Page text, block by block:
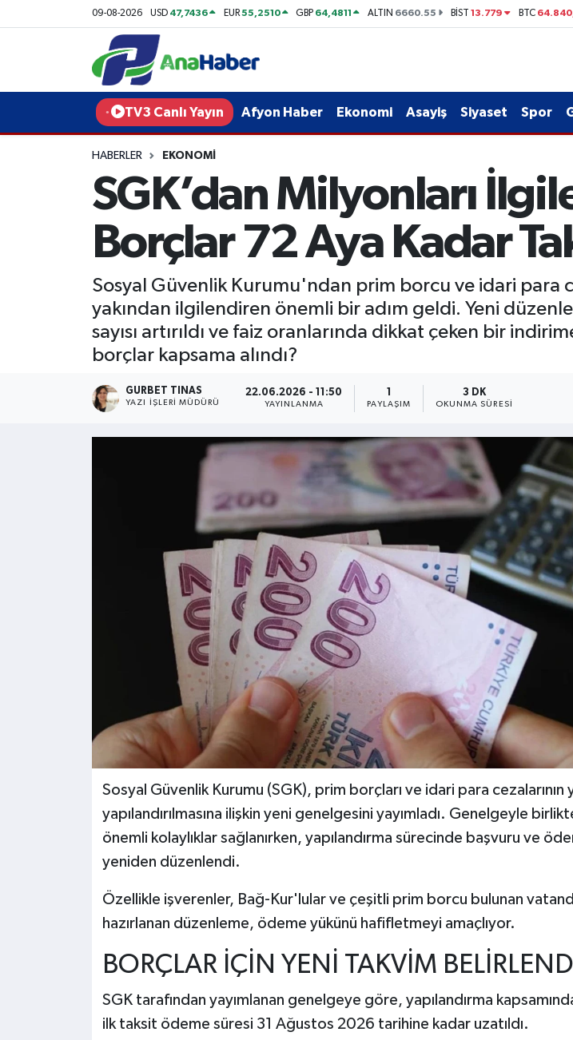
09-08-2026 USD 47,7436 EUR55,2510 GBP 64,4811 ALTIN 6660.55 BİST13.779 BTC
TV3 Canlı Yayın Afyon Haber Ekonomi Asayiş Siyaset Spor
HABERLER EKONOMI
SGK’dan Milyonları
Borçlar 72 Aya Kadar
Sosyal Güvenlik Kurumu'ndan prim borcu ve idari para
yakından ilgilendiren önemli bir adım geldi. Yeni
sayısı artırıldı ve faiz oranlarında dikkat çeken bir
borçlar kapsama alındı?
GURBET TINAS
YAZI İŞLERI MÜDÜRÜ
22.06.2026 - 11:50
YAYINLANMA PAYLAŞIM
3 DK
OKUNMA SÜRESI
Sosyal Güvenlik Kurumu (SGK), prim borçları ve idari para cezalarının
yapılandırılmasına ilişkin yeni genelgesini yayımladı. Genelgeyle
önemli kolaylıklar sağlanırken, yapılandırma sürecinde başvuru ve
yeniden düzenlendi.
Özellikle işverenler, Bağ-Kur'lular ve çeşitli prim borcu bulunan
hazırlanan düzenleme, ödeme yükünü hafifletmeyi amaçlıyor.
BORÇLAR İÇİN YENİ TAKVİM BELİRLENDİ
SGK tarafından yayımlanan genelgeye göre, yapılandırma
ilk taksit ödeme süresi 31 Ağustos 2026 tarihine kadar uzatıldı.
Yurt Haber
Afyon Haber
Teknoloji
Kültür - Sanat
Afyonkarahisar Nöbetçi Eczaneler
Afyonkarahisar Hava Durumu
Afyonkarahisar Trafik Yoğunluk Haritası
Süper Lig Puan Durumu ve Fikstür
Son Dakika Haberleri
Haber Arşivi